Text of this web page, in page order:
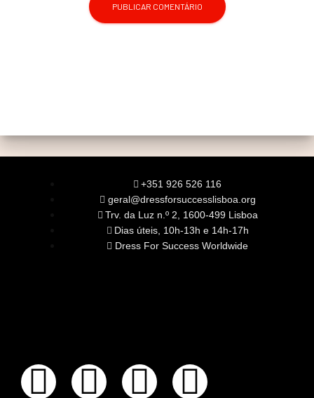
+351 926 526 116
geral@dressforsuccesslisboa.org
Trv. da Luz n.º 2, 1600-499 Lisboa
Dias úteis, 10h-13h e 14h-17h
Dress For Success Worldwide